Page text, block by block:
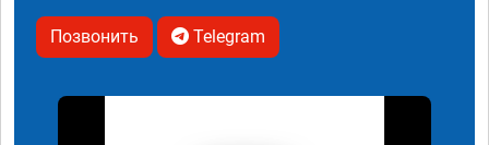
Позвонить Telegram